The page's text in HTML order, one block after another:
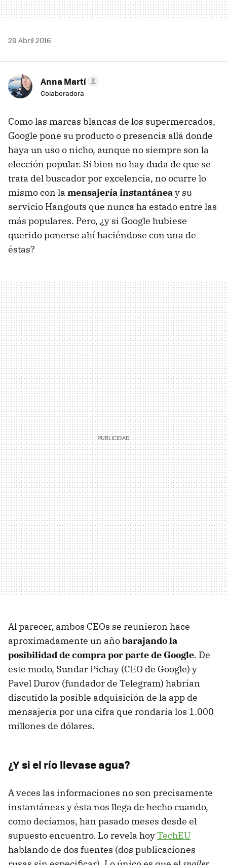
29 Abril 2016
Anna Martí
Colaboradora
Como las marcas blancas de los supermercados,
Google pone su producto o presencia allá donde
haya un uso o nicho, aunque no siempre son la
elección popular. Si bien no hay duda de que se
trata del buscador por excelencia, no ocurre lo
mismo con la mensajería instantáneay su
servicio Hangouts que nunca ha estado entre las
más populares. Pero, ¿y si Google hubiese
querido ponerse ahí haciéndose con una de
éstas?
Al parecer, ambos CEOs se reunieron hace
aproximadamente un añobarajando la
posibilidad de compra por parte de Google. De
este modo, Sundar Pichay (CEO de Google) y
Pavel Durov (fundador de Telegram) habrían
discutido la posible adquisición de la app de
mensajería por una cifra que rondaría los 1.000
millones de dólares.
¿Y si el río llevase agua?
A veces las informaciones no son precisamente
instantáneas y ésta nos llega de hecho cuando,
como decíamos, han pasado meses desde el
supuesto encuentro. Lo revela hoyTechEU
hablando de dos fuentes (dos publicaciones